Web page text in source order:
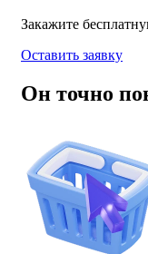
Закажите
Оставить заявку
Он точно